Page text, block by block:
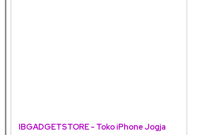
IBGADGETSTORE - Toko iPhone Jogja